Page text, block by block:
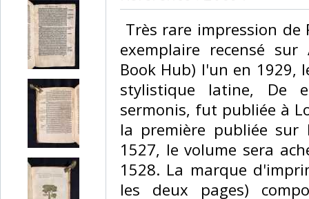
Très rare impression
exemplaire recensé sur
Book Hub) l'un en 1929,
stylistique latine, De
sermonis, fut publiée à
la première publiée
1527, le volume sera
1528. La marque
les deux pages)